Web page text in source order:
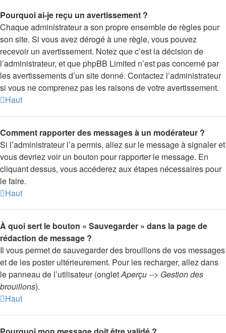
Pourquoi ai-je reçu un avertissement ?
Chaque administrateur a son propre ensemble de règles pour
son site. Si vous avez dérogé à une règle, vous pouvez
recevoir un avertissement. Notez que c’est la décision de
l’administrateur, et que phpBB Limited n’est pas concerné par
les avertissements d’un site donné. Contactez l’administrateur
si vous ne comprenez pas les raisons de votre avertissement.
Haut
Comment rapporter des messages à un modérateur ?
Si l’administrateur l’a permis, allez sur le message à signaler et
vous devriez voir un bouton pour rapporter le message. En
cliquant dessus, vous accéderez aux étapes nécessaires pour
le faire.
Haut
À quoi sert le bouton « Sauvegarder » dans la page de
rédaction de message ?
Il vous permet de sauvegarder des brouillons de vos messages
et de les poster ultérieurement. Pour les recharger, allez dans
le panneau de l’utilisateur (ongletAperçu --> Gestion des
brouillons).
Haut